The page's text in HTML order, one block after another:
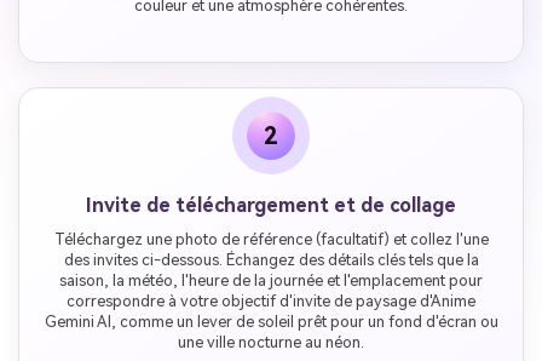
couleur et une atmosphère cohérentes.
2
Invite de téléchargement et de collage
Téléchargez une photo de référence (facultatif) et collez l'une
des invites ci-dessous. Échangez des détails clés tels que la
saison, la météo, l'heure de la journée et l'emplacement pour
correspondre à votre objectif d'invite de paysage d'Anime
Gemini AI, comme un lever de soleil prêt pour un fond d'écran ou
une ville nocturne au néon.